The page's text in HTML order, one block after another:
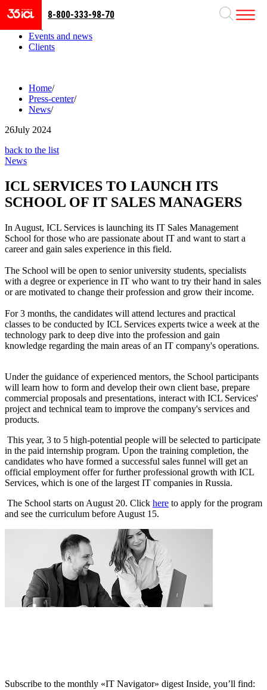
Business areas
Events and news
Clients
8-800-333-98-70
Home/
Press-center/
News/
26July 2024
back to the list
News
ICL SERVICES TO LAUNCH ITS
SCHOOL OF IT SALES MANAGERS
In August, ICL Services is launching its IT Sales Management
School for those who are passionate about IT and want to start a
career and gain sales experience in this field.
The School will be open to senior university students, specialists
with a degree or experience in IT who want to try their hand in sales
or are motivated to change their profession and grow their income.
For 3 months, the candidates will attend lectures and practical
classes to be conducted by ICL Services experts twice a week at the
technology park to deep dive into the profession and gain
knowledge regarding the main areas of an IT company's operations.
Under the guidance of experienced mentors, the School participants
will learn how to form and develop their own client base, prepare
commercial proposals and presentations, interact with ICL Services'
project and technical team to improve the company's services and
products.
This year, 3 to 5 high-potential people will be selected to participate
in the paid internship program. Upon the training completion, the
candidates who have formed a successful sales funnel will get an
official employment offer for further professional growth with ICL
Services, which is one of the largest IT companies in Russia.
The School starts on August 20. Click here to apply for the program
and see the curriculum before August 15.
Subscribe to the monthly «IT Navigator» digest Inside, you’ll find: